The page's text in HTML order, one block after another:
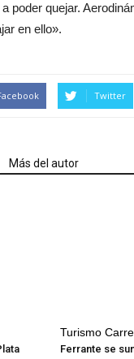
poder quejar.
en ello».
Twitter
Más del autor
Turismo
Ferrante se